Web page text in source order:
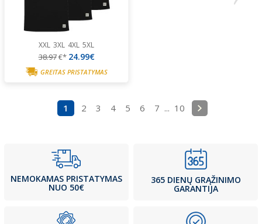
XXL 3XL 4XL 5XL
38.97€* 24.99€
GREITAS PRISTATYMAS
1 2 3 4 5 6 7 ... 10
NEMOKAMAS PRISTATYMAS
NUO 50€
365 DIENŲ GRĄŽINIMO
GARANTIJA